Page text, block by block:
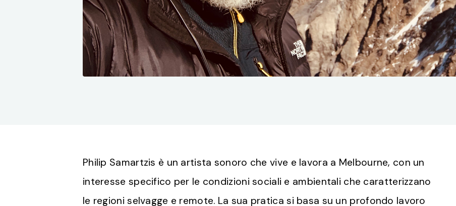
Philip Samartzis è un artista sonoro che vive e lavora a Melbourne, con un
interesse specifico per le condizioni sociali e ambientali che caratterizzano
le regioni selvagge e remote. La sua pratica si basa su un profondo lavoro